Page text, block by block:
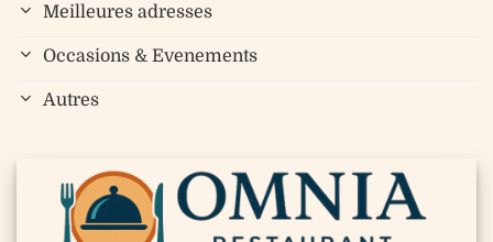
Meilleures adresses
Occasions & Evenements
Autres